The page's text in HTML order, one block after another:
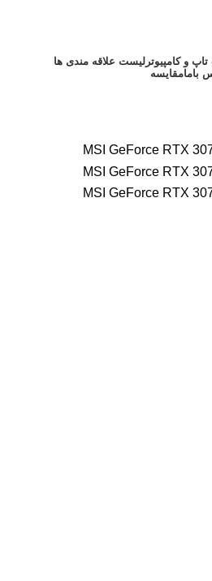
و کامپیوتر لیست علاقه مندی ها
بامامقایسه